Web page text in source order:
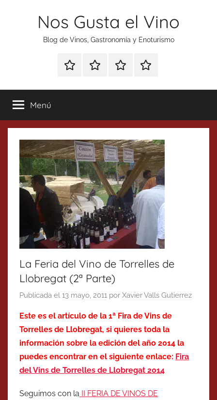
Nos Gusta el Vino
Blog de Vinos, Gastronomía y Enoturismo
Especial
Tonics
Enoturismo
Gastronomía
RankingContacto
Menú
La Feria del Vino de Torrelles de
Llobregat (2ª Parte)
Publicada el 13 mayo, 2011 por Xavier Valls Gutierrez
Este es el artículo de la 1ª Fira de Vins de
Torrelles de Llobregat, si quieres toda la
información sobre la edición del año 2014 la
puedes encontrar en el siguiente enlace: Fira
del Vins de Torrelles de Llobregat 2014
Seguimos con la II FERIA DE VINOS DE